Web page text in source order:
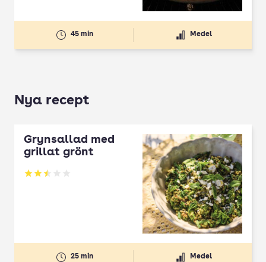
45 min Medel
Nya recept
Grynsallad med
grillat grönt
Betyg: 2.5 av 5
25 min Medel